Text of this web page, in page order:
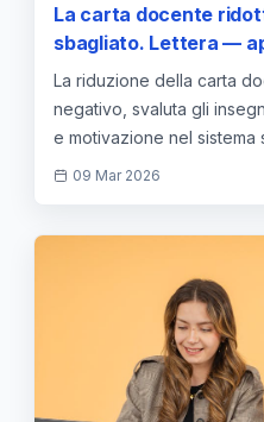
La carta docente
sbagliato. Lettera —
La riduzione della carta
negativo, svaluta gli
e motivazione nel sistema
09 Mar 2026